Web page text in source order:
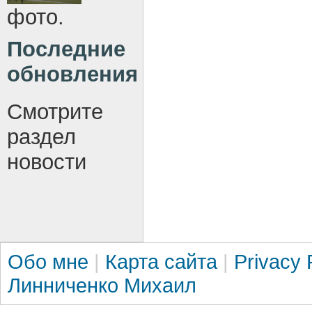
фото.
Последние
обновления
Смотрите
раздел
новости
Обо мне | Карта сайта | Privacy
Линниченко Михаил